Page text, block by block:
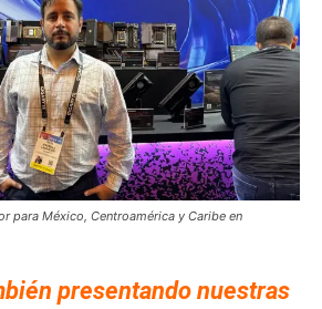
para México, Centroamérica y Caribe en
presentando nuestras